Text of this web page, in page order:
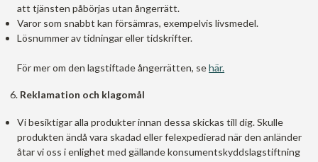
att tjänsten påbörjas utan ångerrätt.
Varor som snabbt kan försämras, exempelvis livsmedel.
Lösnummer av tidningar eller tidskrifter.
För mer om den lagstiftade ångerrätten, sehär.
Reklamation och klagomål
Vi besiktigar alla produkter innan dessa skickas till dig. Skulle
produkten ändå vara skadad eller felexpedierad när den anländer
åtar vi oss i enlighet med gällande konsumentskyddslagstiftning